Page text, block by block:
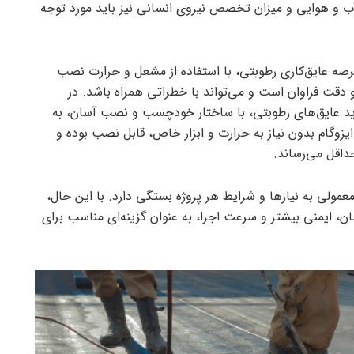
و هوایی و میزان تخصص نیروی انسانی نیز باید مورد توجه
عایق‌کاری رطوبتی، با استفاده از مشعل و حرارت نصب
فراوان است و می‌تواند با خطراتی همراه باشد. در
عایق‌های رطوبتی، با ساختار خودچسب و نصب آسان، به
بدون نیاز به حرارت و ابزار خاص، قابل نصب بوده و
می‌رساند.
به نیازها و شرایط هر پروژه بستگی دارد. با این حال،
ایمنی بیشتر و سرعت اجرا، به عنوان گزینه‌ای مناسب برای